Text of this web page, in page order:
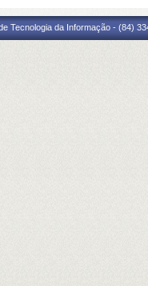
Tecnologia da Informação - (84)